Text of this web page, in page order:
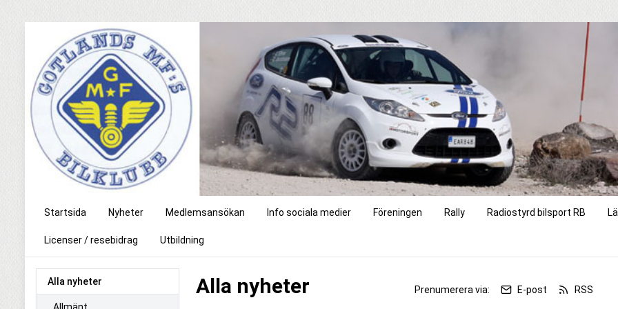
Startsida Nyheter Medlemsansökan Info sociala medier Föreningen Rally Radiostyrd bilsport RB
Licenser / resebidrag Utbildning
Alla nyheter Alla nyheter Prenumerera via: E-post RSS